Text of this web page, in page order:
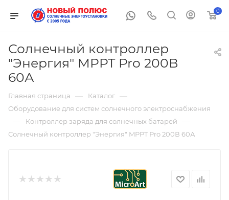
0
Солнечный контроллер
"Энергия" MPPT Pro 200В
60А
Главная страница — Каталог —
Оборудование для систем солнечного электроснабжения
— Контроллер заряда для солнечных батарей —
Солнечный контроллер "Энергия" MPPT Pro 200В 60А